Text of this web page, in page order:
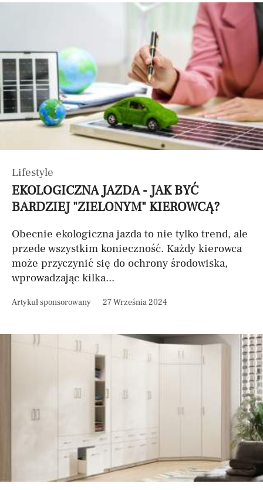
Lifestyle
EKOLOGICZNA JAZDA - JAK BYĆ
BARDZIEJ "ZIELONYM" KIEROWCĄ?
Obecnie ekologiczna jazda to nie tylko trend, ale
przede wszystkim konieczność. Każdy kierowca
może przyczynić się do ochrony środowiska,
wprowadzając kilka...
Artykuł sponsorowany 27 Września 2024